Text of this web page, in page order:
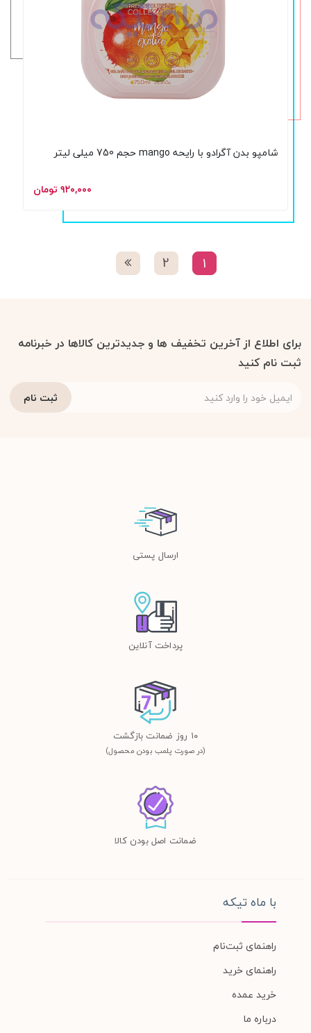
شامپو بدن آگرادو با رایحه mango حجم 750 میلی لیتر
۹۲۰,۰۰۰ تومان
1
2
برای اطلاع از آخرین تخفیف ها و جدیدترین کالاها در خبرنامه
ثبت نام کنید
ارسال پستی
پرداخت آنلاین
١٠ روز ضمانت بازگشت
(در صورت پلمب بودن محصول)
ضمانت اصل بودن کالا
با ماه تیکه
راهنمای ثبت‌نام
راهنمای خرید
خرید عمده
درباره ما